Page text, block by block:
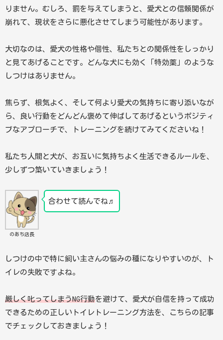
りません。むしろ、罰を与えてしまうと、愛犬との信頼関係が
崩れて、現状をさらに悪化させてしまう可能性があります。
大切なのは、愛犬の性格や個性、私たちとの関係性をしっかり
と見てあげることです。どんな犬にも効く「特効薬」のような
しつけはありません。
焦らず、根気よく、そして何より愛犬の気持ちに寄り添いなが
ら、良い行動をどんどん褒めて伸ばしてあげるというポジティ
ブなアプローチで、トレーニングを続けてみてくださいね！
私たち人間と犬が、お互いに気持ちよく生活できるルールを、
少しずつ築いていきましょう！
のあち店長
合わせて読んでね♬
しつけの中で特に飼い主さんの悩みの種になりやすいのが、ト
イレの失敗ですよね。
厳しく叱ってしまうNG行動を避けて、愛犬が自信を持って成功
できるための正しいトイレトレーニング方法を、こちらの記事
でチェックしておきましょう！